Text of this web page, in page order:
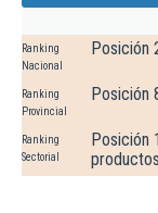
Ranking
Nacional
Posición
Ranking
Provincial
Posición
Ranking
Sectorial
Posición